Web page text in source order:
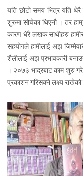
यति छोटो समय भित्र यति
शुरुमा सोचेका थिएनौ । तर
कारण धेरै लखक साथीहरु
सहयोगले हामीलाई अझ
शैलीलाई अझ प्रभावकारी
। २०७३ भाद्रबाट काम शुरु
प्रकाशन गरिसक्ने लक्ष्य